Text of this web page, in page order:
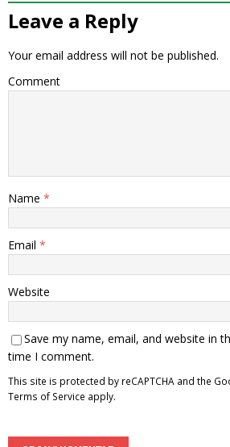
Leave a Reply
Your email address will not be published.
Comment
Name *
Email *
Website
Save my name, email, and website in
time I comment.
This site is protected by reCAPTCHA and the
Terms of Service apply.